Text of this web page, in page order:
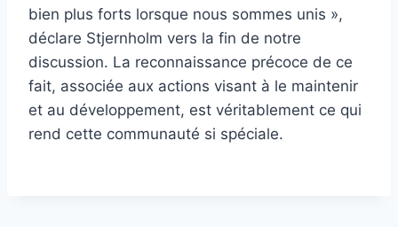
bien plus forts lorsque nous sommes unis »,
déclare Stjernholm vers la fin de notre
discussion. La reconnaissance précoce de ce
fait, associée aux actions visant à le maintenir
et au développement, est véritablement ce qui
rend cette communauté si spéciale.